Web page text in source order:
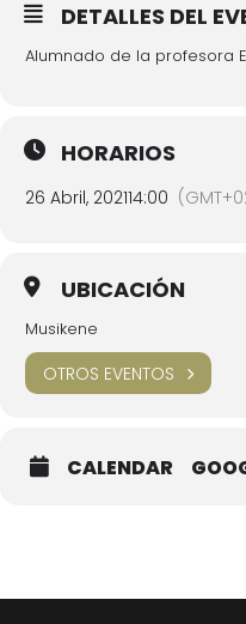
DETALLES DEL
Alumnado de la profesora
HORARIOS
26 Abril, 202114:00
UBICACIÓN
Musikene
OTROS EVENTOS
CALENDAR